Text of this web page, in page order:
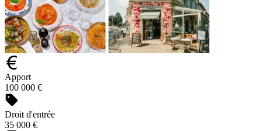
Apport
100 000 €
Droit d'entrée
35 000 €